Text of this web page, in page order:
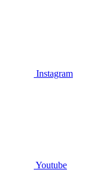
Instagram
Youtube